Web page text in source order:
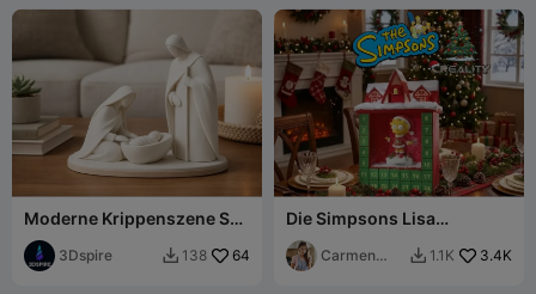
Moderne Krippenszene STL
– Digitale Datei für den 3D-
Druck3Dspire  138 64
Die Simpsons Lisa
Weihnachtsausgabe
Carmen
 1.1K 3.4K